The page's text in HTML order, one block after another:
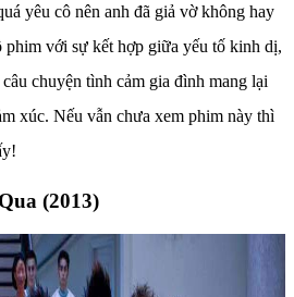
yêu cô nên anh đã giả vờ không hay
với sự kết hợp giữa yếu tố kinh dị,
chuyện tình cảm gia đình mang lại
xúc. Nếu vẫn chưa xem phim này thì
(2013)